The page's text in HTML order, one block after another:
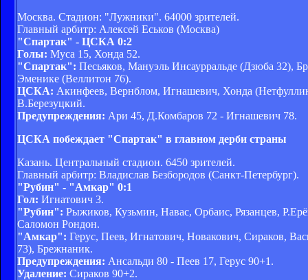
Москва. Стадион: "Лужники". 64000 зрителей.
Главный арбитр: Алексей Еськов (Москва)
"Спартак" - ЦСКА 0:2
Голы: Муса 15, Хонда 52.
"Спартак": Песьяков, Мануэль Инсаурральде (Дзюба 32),
Эменике (Веллитон 76).
ЦСКА: Акинфеев, Вернблом, Игнашевич, Хонда
В.Березуцкий.
Предупреждения: Ари 45, Д.Комбаров 72 - Игнашевич 78.
ЦСКА побеждает "Спартак" в главном дерби страны
Казань. Центральный стадион. 6450 зрителей.
Главный арбитр: Владислав Безбородов (Санкт-Петербург).
"Рубин" - "Амкар" 0:1
Гол: Игнатович 3.
"Рубин": Рыжиков, Кузьмин, Навас, Орбаис, Рязанцев,
Саломон Рондон.
"Амкар": Герус, Пеев, Игнатович, Новакович, Сираков,
73), Брежнаник.
Предупреждения: Ансальди 80 - Пеев 17, Герус 90+1.
Удаление: Сираков 90+2.